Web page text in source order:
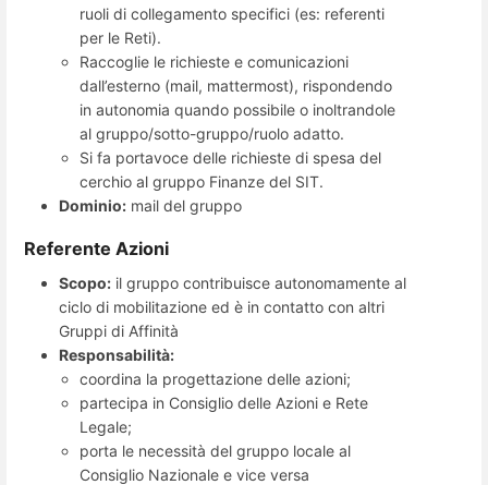
ruoli di collegamento specifici (es: referenti
per le Reti).
Raccoglie le richieste e comunicazioni
dall’esterno (mail, mattermost), rispondendo
in autonomia quando possibile o inoltrandole
al gruppo/sotto-gruppo/ruolo adatto.
Si fa portavoce delle richieste di spesa del
cerchio al gruppo Finanze del SIT.
Dominio: mail del gruppo
Referente Azioni
Scopo: il gruppo contribuisce autonomamente al
ciclo di mobilitazione ed è in contatto con altri
Gruppi di Affinità
Responsabilità:
coordina la progettazione delle azioni;
partecipa in Consiglio delle Azioni e Rete
Legale;
porta le necessità del gruppo locale al
Consiglio Nazionale e vice versa